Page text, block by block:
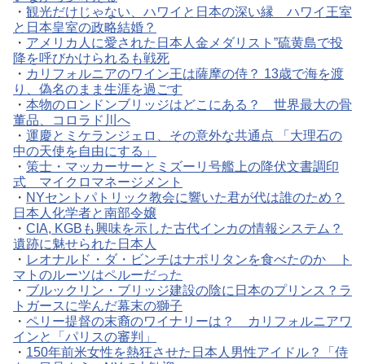
・ 観光だけじゃない、ハワイと日本の深い縁 ハワイ王室
と日本皇室の政略結婚？
・ アメリカ人に愛された日本人金メダリスト”硫黄島で投
降を呼びかけられるも戦死
・ カリフォルニアのワイン王は薩摩の侍？ 13歳で海を渡
り、偽名のまま生涯を過ごす
・ 本物のロンドンブリッジはどこにある？ 世界最大の骨
董品、コロラド川へ
・ 運慶とミケランジェロ、その意外な共通点 「大理石の
中の天使を自由にする」
・ 策士・マッカーサーとミズーリ号艦上の降伏文書調印
式 マイクロマネージメント
・ NYセントパトリック教会に響いた君が代は誰のため？
日本人化学者と南部令嬢
・ CIA, KGBも興味を示した古代インカの情報システム？
遺跡に魅せられた日本人
・ レオナルド・ダ・ビンチはナポリタンを食べたのか ト
マトのルーツはペルーだった
・ ブルックリン・ブリッジ建設の陰に日本のプリンス？ラ
トガースに学んだ幕末の獅子
・ ペリー提督の末裔のワイナリーは？ カリフォルニアワ
インと「パリスの審判」
・ 150年前米女性を熱狂させた日本人男性アイドル？「侍